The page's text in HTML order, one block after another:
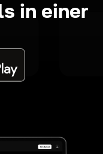
in einer